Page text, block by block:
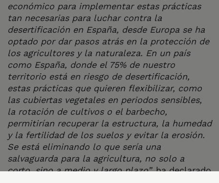
económico para implementar estas prácticas
tan necesarias para luchar contra la
desertificación en España, desde Europa se ha
optado por dar pasos atrás en la protección de
los agricultores y la naturaleza. En un país
como España, donde el 75% de nuestro
territorio está en riesgo de desertificación,
estas prácticas que quieren flexibilizar, como
las cubiertas vegetales en periodos sensibles,
la rotación de cultivos o el barbecho,
permitirían recuperar la estructura, la humedad
y la fertilidad de los suelos y evitar la erosión.
Se está eliminando lo que sería una
salvaguarda para la agricultura, no solo a
corto, sino a medio y largo plazo”,ha declarado